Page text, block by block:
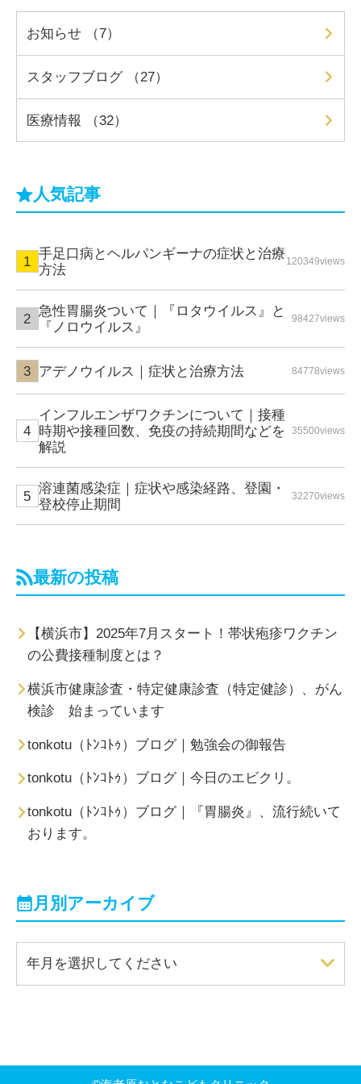
お知らせ （7）
スタッフブログ （27）
医療情報 （32）
人気記事
手足口病とヘルパンギーナの症状と治療
方法
120349views
急性胃腸炎ついて｜『ロタウイルス』と
『ノロウイルス』
98427views
アデノウイルス｜症状と治療方法 84778views
インフルエンザワクチンについて｜接種
時期や接種回数、免疫の持続期間などを
解説
35500views
溶連菌感染症｜症状や感染経路、登園・
登校停止期間
32270views
最新の投稿
【横浜市】2025年7月スタート！帯状疱疹ワクチン
の公費接種制度とは？
横浜市健康診査・特定健康診査（特定健診）、がん
検診 始まっています
tonkotu（ﾄﾝｺﾄｩ）ブログ｜勉強会の御報告
tonkotu（ﾄﾝｺﾄｩ）ブログ｜今日のエビクリ。
tonkotu（ﾄﾝｺﾄｩ）ブログ｜『胃腸炎』、流行続いて
おります。
月別アーカイブ
年月を選択してください